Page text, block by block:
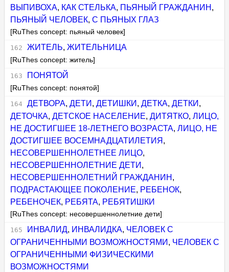
ВЫПИВОХА, КАК СТЕЛЬКА, ПЬЯНЫЙ ГРАЖДАНИН ,
ПЬЯНЫЙ ЧЕЛОВЕК,С ПЬЯНЫХ ГЛАЗ
[RuThes concept: пьяный человек]
ЖИТЕЛЬ, ЖИТЕЛЬНИЦА
[RuThes concept: житель]
ПОНЯТОЙ
[RuThes concept: понятой]
ДЕТВОРА, ДЕТИ , ДЕТИШКИ , ДЕТКА, ДЕТКИ ,
ДЕТОЧКА,ДЕТСКОЕ НАСЕЛЕНИЕ,ДИТЯТКО,ЛИЦО,
НЕ ДОСТИГШЕЕ 18-ЛЕТНЕГО ВОЗРАСТА,ЛИЦО, НЕ
ДОСТИГШЕЕ ВОСЕМНАДЦАТИЛЕТИЯ ,
НЕСОВЕРШЕННОЛЕТНЕЕ ЛИЦО,
НЕСОВЕРШЕННОЛЕТНИЕ ДЕТИ ,
НЕСОВЕРШЕННОЛЕТНИЙ ГРАЖДАНИН ,
ПОДРАСТАЮЩЕЕ ПОКОЛЕНИЕ, РЕБЕНОК,
РЕБЕНОЧЕК, РЕБЯТА, РЕБЯТИШКИ
[RuThes concept: несовершеннолетние дети]
ИНВАЛИД, ИНВАЛИДКА, ЧЕЛОВЕК С
ОГРАНИЧЕННЫМИ ВОЗМОЖНОСТЯМИ , ЧЕЛОВЕК С
ОГРАНИЧЕННЫМИ ФИЗИЧЕСКИМИ
ВОЗМОЖНОСТЯМИ